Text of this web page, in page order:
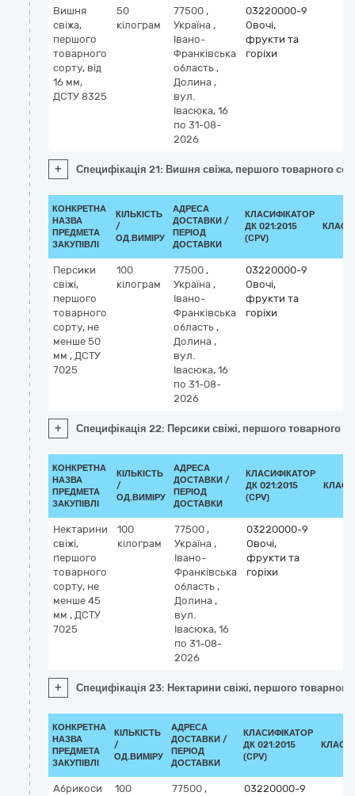
Вишня
свіжа,
першого
товарного
сорту, від
16 мм,
ДСТУ 8325
50
кілограм
77500 ,
Україна ,
Івано-
Франківська
область ,
Долина ,
вул.
Івасюка, 16
по 31-08-
2026
03220000-9
Овочі,
фрукти та
горіхи
+ Специфікація 21: Вишня свіжа, першого товарного
КОНКРЕТНА
НАЗВА
ПРЕДМЕТА
ЗАКУПІВЛІ
КІЛЬКІСТЬ
/
ОД.ВИМІРУ
АДРЕСА
ДОСТАВКИ /
ПЕРІОД
ДОСТАВКИ
КЛАСИФІКАТОР
ДК 021:2015
(CPV)
Персики
свіжі,
першого
товарного
сорту, не
менше 50
мм , ДСТУ
7025
100
кілограм
77500 ,
Україна ,
Івано-
Франківська
область ,
Долина ,
вул.
Івасюка, 16
по 31-08-
2026
03220000-9
Овочі,
фрукти та
горіхи
+ Специфікація 22: Персики свіжі, першого товарного
КОНКРЕТНА
НАЗВА
ПРЕДМЕТА
ЗАКУПІВЛІ
КІЛЬКІСТЬ
/
ОД.ВИМІРУ
АДРЕСА
ДОСТАВКИ /
ПЕРІОД
ДОСТАВКИ
КЛАСИФІКАТОР
ДК 021:2015
(CPV)
Нектарини
свіжі,
першого
товарного
сорту, не
менше 45
мм , ДСТУ
7025
100
кілограм
77500 ,
Україна ,
Івано-
Франківська
область ,
Долина ,
вул.
Івасюка, 16
по 31-08-
2026
03220000-9
Овочі,
фрукти та
горіхи
+ Специфікація 23: Нектарини свіжі, першого
КОНКРЕТНА
НАЗВА
ПРЕДМЕТА
ЗАКУПІВЛІ
КІЛЬКІСТЬ
/
ОД.ВИМІРУ
АДРЕСА
ДОСТАВКИ /
ПЕРІОД
ДОСТАВКИ
КЛАСИФІКАТОР
ДК 021:2015
(CPV)
Абрикоси
100
77500 ,
03220000-9